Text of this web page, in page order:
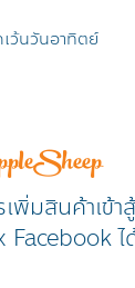
ว้นวันอาทิตย์
มสินค้าเข้า